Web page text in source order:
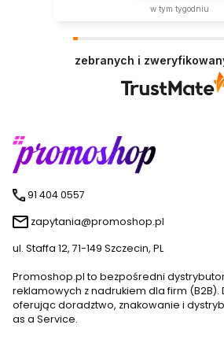
w tym tygodniu
zebranych i
91 404 0557
zapytania@promoshop.pl
ul. Staffa 12, 71-149 Szczecin, PL
Promoshop.pl to bezpośredni
reklamowych z nadrukiem dla firm (B2B).
oferując doradztwo, znakowanie i
as a Service.